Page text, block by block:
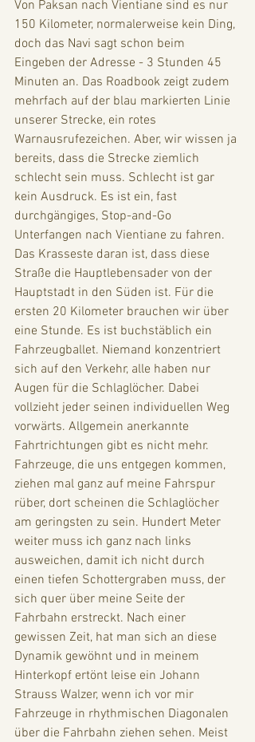
Von Paksan nach Vientiane sind es nur
150 Kilometer, normalerweise kein Ding,
doch das Navi sagt schon beim
Eingeben der Adresse - 3 Stunden 45
Minuten an. Das Roadbook zeigt zudem
mehrfach auf der blau markierten Linie
unserer Strecke, ein rotes
Warnausrufezeichen. Aber, wir wissen ja
bereits, dass die Strecke ziemlich
schlecht sein muss. Schlecht ist gar
kein Ausdruck. Es ist ein, fast
durchgängiges, Stop-and-Go
Unterfangen nach Vientiane zu fahren.
Das Krasseste daran ist, dass diese
Straße die Hauptlebensader von der
Hauptstadt in den Süden ist. Für die
ersten 20 Kilometer brauchen wir über
eine Stunde. Es ist buchstäblich ein
Fahrzeugballet. Niemand konzentriert
sich auf den Verkehr, alle haben nur
Augen für die Schlaglöcher. Dabei
vollzieht jeder seinen individuellen Weg
vorwärts. Allgemein anerkannte
Fahrtrichtungen gibt es nicht mehr.
Fahrzeuge, die uns entgegen kommen,
ziehen mal ganz auf meine Fahrspur
rüber, dort scheinen die Schlaglöcher
am geringsten zu sein. Hundert Meter
weiter muss ich ganz nach links
ausweichen, damit ich nicht durch
einen tiefen Schottergraben muss, der
sich quer über meine Seite der
Fahrbahn erstreckt. Nach einer
gewissen Zeit, hat man sich an diese
Dynamik gewöhnt und in meinem
Hinterkopf ertönt leise ein Johann
Strauss Walzer, wenn ich vor mir
Fahrzeuge in rhythmischen Diagonalen
über die Fahrbahn ziehen sehen. Meist